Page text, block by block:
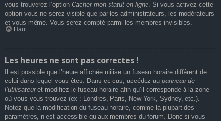
vous trouverez l’option Cacher mon statut en ligne . Si vous activez cette
option vous ne serez visible que par les administrateurs, les modérateurs
et vous-même. Vous serez compté parmi les membres invisibles.
Haut
Les heures ne sont pas correctes !
Il est possible que l’heure affichée utilise un fuseau horaire différent de
celui dans lequel vous êtes. Dans ce cas, accédez au panneau de
l’utilisateuret modifiez le fuseau horaire afin qu’il corresponde à la zone
où vous vous trouvez (ex : Londres, Paris, New York, Sydney, etc.).
Notez que la modification du fuseau horaire, comme la plupart des
paramètres, n’est accessible qu’aux membres du forum. Donc si vous